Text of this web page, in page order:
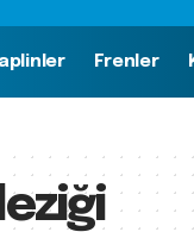
Frenler